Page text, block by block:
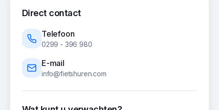
Direct contact
Telefoon
0299 - 396 980
E-mail
info@fietshuren.com